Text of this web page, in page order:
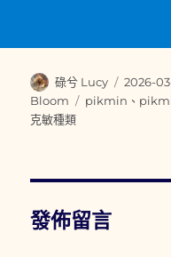
作
者
碌兮 Lucy
發
佈
2026-
Bloom
標
pikmin 、
克敏種類
發佈留言